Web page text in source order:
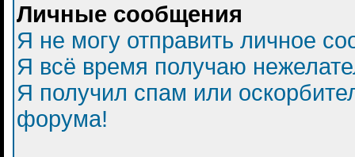
Личные сообщения
Я не могу отправить личное
Я всё время получаю
Я получил спам или
форума!